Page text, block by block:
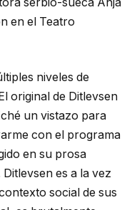
en el Teatro
niveles de
original de Ditlevsen
un vistazo para
con el programa
en su prosa
es a la vez
social de sus